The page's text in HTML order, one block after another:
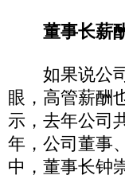
董事长薪
如果说公司
眼，高管薪酬
示，去年公司
年，公司董事
中，董事长钟